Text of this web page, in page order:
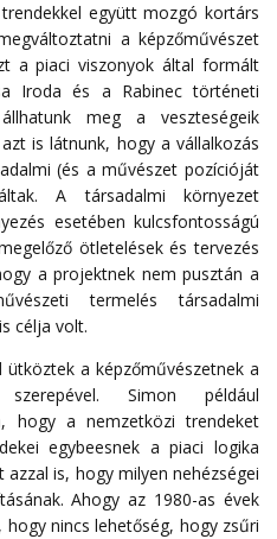
együtt mozgó kortárs
a képzőművészet
a piaci viszonyok által formált
Iroda és a Rabinec történeti
meg a veszteségeik
is látnunk, hogy a vállalkozás
(és a művészet pozícióját
A társadalmi környezet
esetében kulcsfontosságú
ötletelések és tervezés
a projektnek nem pusztán a
termelés társadalmi
célja volt.
a képzőművészetnek a
Simon például
hogy a nemzetközi trendeket
egybeesnek a piaci logika
is, hogy milyen nehézségei
Ahogy az 1980-as évek
nincs lehetőség, hogy zsűri